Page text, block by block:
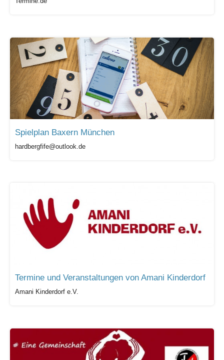
Spielplan Baxern München
hardbergfife@outlook.de
Termine und Veranstaltungen von Amani Kinderdorf
Amani Kinderdorf e.V.